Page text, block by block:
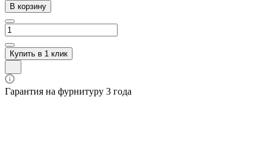
В корзину
Купить в 1 клик
Гарантия на фурнитуру 3 года